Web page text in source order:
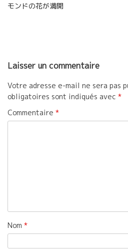
de
モンドの花が満開
Laisser un commentaire
Votre adresse e-mail ne sera pas
obligatoires sont indiqués avec *
Commentaire *
Nom *